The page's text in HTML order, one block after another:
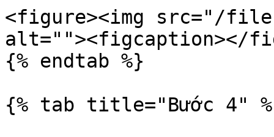
<figure><img src="/files/
alt=""><figcaption></
{% endtab %}
{% tab title="Bước 4"